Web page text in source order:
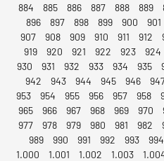
884
885 886 887 888 889
896
897 898 899 900 901
907
908 909 910 911 912
919
920 921 922 923 924
930
931 932 933 934 935
942
943 944 945 946
953
954 955 956 957 958
965
966 967 968 969 970
977
978 979 980 981 982
989
990 991 992 993 994
1.000
1.001 1.002 1.003